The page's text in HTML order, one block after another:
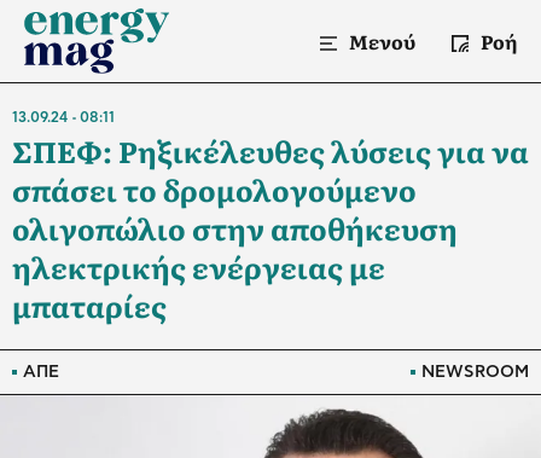
Μενού Ροή
ΑΠΕ NEWSROOM
13.09.24 08:11
ΣΠΕΦ: Ρηξικέλευθες λύσεις για να
σπάσει το δρομολογούμενο
ολιγοπώλιο στην αποθήκευση
ηλεκτρικής ενέργειας με
μπαταρίες